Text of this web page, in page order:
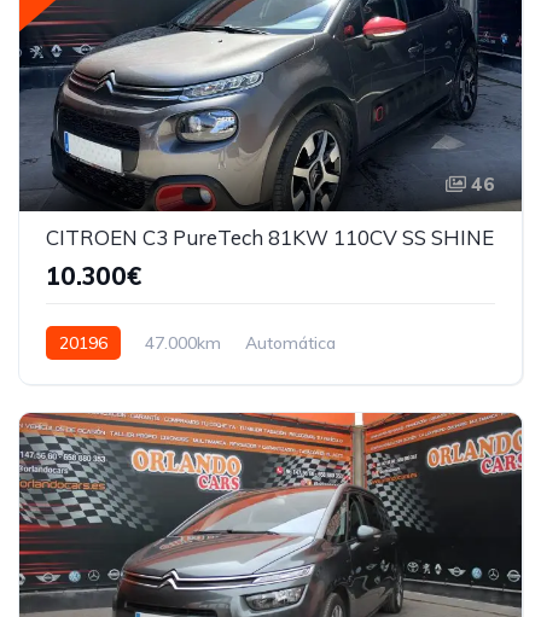
46
CITROEN C3 PureTech 81KW 110CV SS SHINE
10.300€
20196 47.000km
Automática